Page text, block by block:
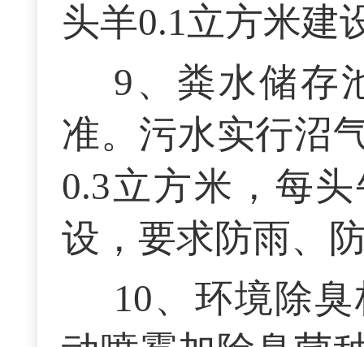
头羊0.1立方米建
9、粪水储存
准。污水实行沼
0.3立方米，每
设，要求防雨、
10、环境除